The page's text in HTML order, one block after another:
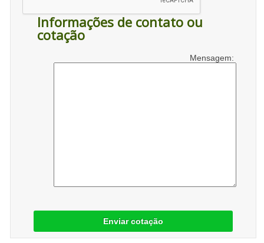
Informações de contato ou
cotação
Mensagem:
Enviar cotação